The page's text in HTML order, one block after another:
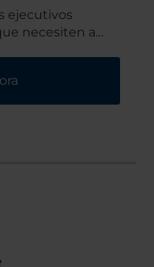
ejecutivos
necesiten a
encontrar todo
de distancia